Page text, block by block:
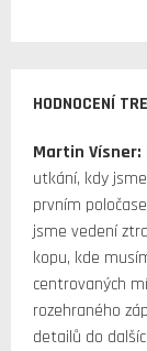
HODNOCENÍ
Martin Vísner:
utkání, kdy
prvním
jsme vedení
kopu, kde
centrovaných
rozehraného
detailů do